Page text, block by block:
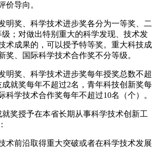
价导向。
明奖、科学技术进步奖各分为一等奖、二
；对做出特别重大的科学发现、技术发
术成果的，可以授予特等奖。重大科技成
奖、国际科学技术合作奖不分等级。
明奖、科学技术进步奖每年授奖总数不超
就奖每年不超过2名，青年科技创新奖每
科学技术合作奖每年不超过10名（个）。
奖授予在本省长期从事科学技术创新工
术前沿取得重大突破或者在科学技术发展